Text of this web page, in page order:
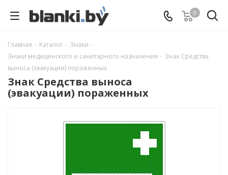
0
Главная - Каталог - Знаки -
Знаки медицинского и санитарного назначения - Знак Средства
выноса (эвакуации) пораженных
Знак Средства выноса
(эвакуации) пораженных